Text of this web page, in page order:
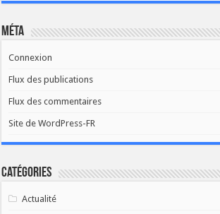
Méta
Connexion
Flux des publications
Flux des commentaires
Site de WordPress-FR
Catégories
Actualité